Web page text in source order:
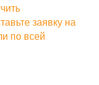
заявку на
по всей